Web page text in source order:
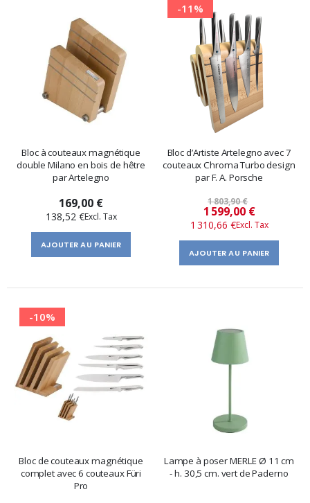
Bloc à couteaux magnétique
double Milano en bois de hêtre
par Artelegno
169,00 €
138,52 €
AJOUTER AU PANIER
-11%
Bloc d’Artiste Artelegno avec 7
couteaux Chroma Turbo design
par F. A. Porsche
1 803,90 €
Prix
​​
spécial
1 599,00 €
1 310,66 €
AJOUTER AU PANIER
-10%
Bloc de couteaux magnétique
complet avec 6 couteaux Füri
Pro
Lampe à poser MERLE Ø 11 cm
- h. 30,5 cm. vert de Paderno